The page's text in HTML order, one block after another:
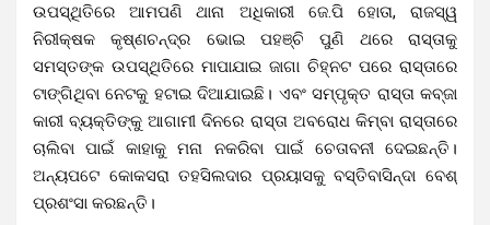
ଉପସ୍ଥିତିରେ ଆମପଣି ଥାନା ଅଧିକାରୀ ଜେ.ପି ହୋତା, ରାଜସ୍ୱ
ନିରୀକ୍ଷକ କୃଷ୍ଣଚନ୍ଦ୍ର ଭୋଇ ପହଞ୍ଚି ପୁଣି ଥରେ ରାସ୍ତାକୁ
ସମସ୍ତଙ୍କ ଉପସ୍ଥିତିରେ ମାପାଯାଇ ଜାଗା ଚିହ୍ନଟ ପରେ ରାସ୍ତାରେ
ଟାଙ୍ଗିଥିବା ନେଟକୁ ହଟାଇ ଦିଆଯାଇଛି। ଏବଂ ସମ୍ପୃକ୍ତ ରାସ୍ତା କବ୍ଜା
କାରୀ ବ୍ୟକ୍ତିଙ୍କୁ ଆଗାମୀ ଦିନରେ ରାସ୍ତା ଅବରୋଧ କିମ୍ବା ରାସ୍ତାରେ
ଚାଲିବା ପାଇଁ କାହାକୁ ମନା ନକରିବା ପାଇଁ ଚେତାବନୀ ଦେଇଛନ୍ତି।
ଅନ୍ୟପଟେ କୋକସରା ତହସିଲଦାର ପ୍ରୟାସକୁ ବସ୍ତିବାସିନ୍ଦା ବେଶ୍
ପ୍ରଶଂସା କରଛନ୍ତି।